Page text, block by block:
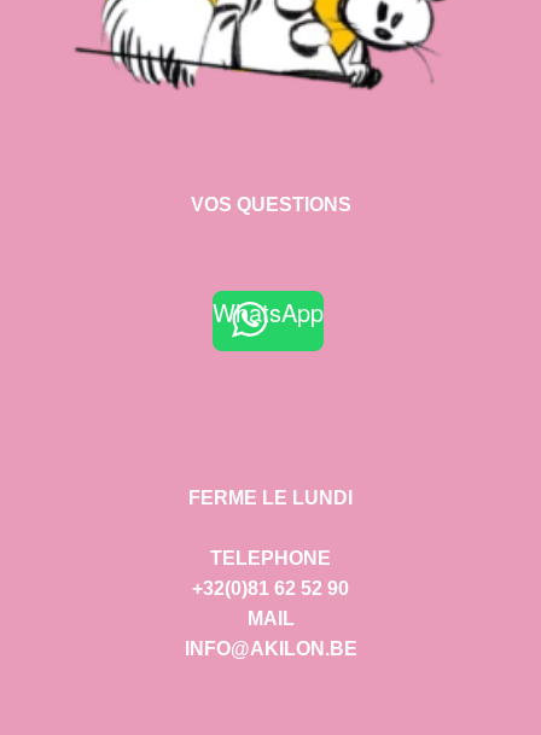
VOS QUESTIONS
WhatsApp
FERME LE LUNDI
TELEPHONE
+32(0)81 62 52 90
MAIL
INFO@AKILON.BE